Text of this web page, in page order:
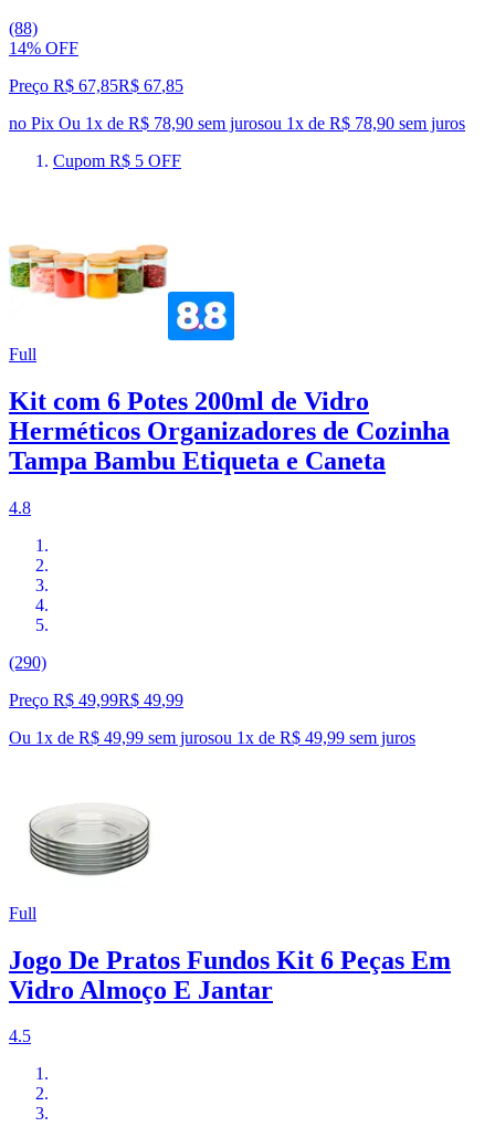
(88)
14% OFF
Preço R$ 67,85R$ 67,85
no Pix Ou 1x de R$ 78,90 sem jurosou 1x de R$ 78,90 sem juros
Cupom R$ 5 OFF
Full
Kit com 6 Potes 200ml de Vidro
Herméticos Organizadores de Cozinha
Tampa Bambu Etiqueta e Caneta
4.8
(290)
Preço R$ 49,99R$ 49,99
Ou 1x de R$ 49,99 sem jurosou 1x de R$ 49,99 sem juros
Full
Jogo De Pratos Fundos Kit 6 Peças Em
Vidro Almoço E Jantar
4.5